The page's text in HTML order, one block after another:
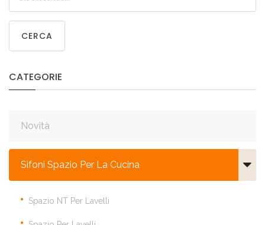
CERCA
CATEGORIE
Novità
Sifoni Spazio Per La Cucina
Spazio NT Per Lavelli